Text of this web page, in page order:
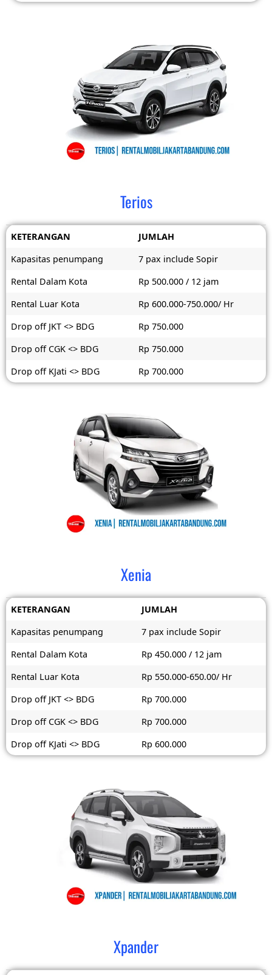
Terios
KETERANGAN
JUMLAH
Kapasitas penumpang
7 pax include Sopir
Rental Dalam Kota
Rp 500.000 / 12 jam
Rental Luar Kota
Rp 600.000-750.000/ Hr
Drop off JKT <> BDG
Rp 750.000
Drop off CGK <> BDG
Rp 750.000
Drop off KJati <> BDG
Rp 700.000
Xenia
KETERANGAN
JUMLAH
Kapasitas penumpang
7 pax include Sopir
Rental Dalam Kota
Rp 450.000 / 12 jam
Rental Luar Kota
Rp 550.000-650.00/ Hr
Drop off JKT <> BDG
Rp 700.000
Drop off CGK <> BDG
Rp 700.000
Drop off KJati <> BDG
Rp 600.000
Xpander